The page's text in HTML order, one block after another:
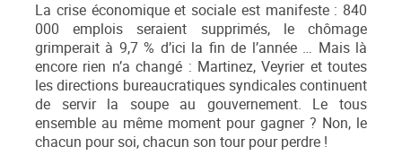
La crise économique et sociale est manifeste : 840
000 emplois seraient supprimés, le chômage
grimperait à 9,7 % d’ici la fin de l’année … Mais là
encore rien n’a changé : Martinez, Veyrier et toutes
les directions bureaucratiques syndicales continuent
de servir la soupe au gouvernement. Le tous
ensemble au même moment pour gagner ? Non, le
chacun pour soi, chacun son tour pour perdre !